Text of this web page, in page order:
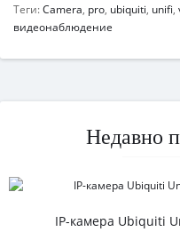
Теги:Camera, pro, ubiquiti, unifi,
видеонаблюдение
Недавно
IP-камера Ubiquiti